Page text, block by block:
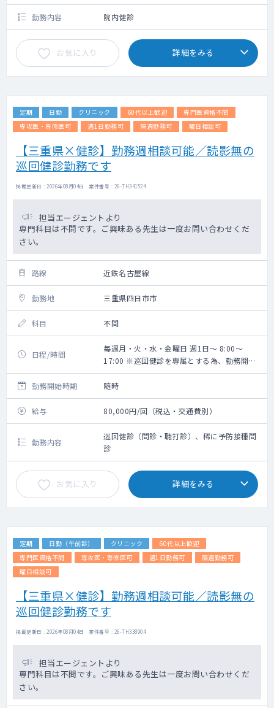
勤務内容 院内健診
お気に入り 詳細をみる
定期 日勤 クリニック 60代以上歓迎
専門医資格不問
専攻医・専修医可
週1日勤務可 隔週勤務可 曜日相談可
【三重県×健診】勤務週相談可能／読影無の
巡回健診勤務です
掲載更新日 : 2026年08月04日 案件番号 : 26-TH341524
担当エージェントより
専門科目は不問です。ご興味ある先生は一度お問い合わせくだ
さい。
路線 近鉄名古屋線
勤務地 三重県四日市市
科目 不問
日程/時間
毎週月・火・水・金曜日 週1日～ 8:00～
17:00 ※巡回健診を専属とする為、勤務開始
時間は巡回先により都度変更あり
勤務開始時期
随時
給与 80,000円/回（税込・交通費別）
勤務内容
巡回健診（問診・聴打診）、稀に予防接種問
診
お気に入り 詳細をみる
定期 日勤（午前診） クリニック
60代以上歓迎
専門医資格不問
専攻医・専修医可 週1日勤務可
隔週勤務可
曜日相談可
【三重県×健診】勤務週相談可能／読影無の
巡回健診勤務です
掲載更新日 : 2026年08月04日 案件番号 : 26-TH338904
担当エージェントより
専門科目は不問です。ご興味ある先生は一度お問い合わせくだ
さい。